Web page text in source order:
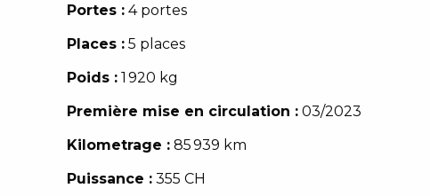
Portes :4 portes
Places :5 places
Poids :1 920 kg
Première mise en circulation :03/2023
Kilometrage :85 939 km
Puissance :355 CH